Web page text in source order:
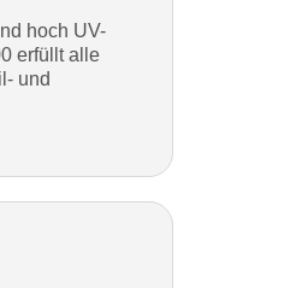
hoch UV-
erfüllt alle
und